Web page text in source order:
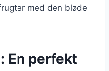
med den bløde
En perfekt